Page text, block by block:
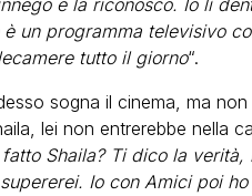
e la riconosco. Io lì
un programma televisivo
tutto il giorno“.
sogna il cinema, ma
lei non entrerebbe nella
Shaila? Ti dico la
Io con Amici poi